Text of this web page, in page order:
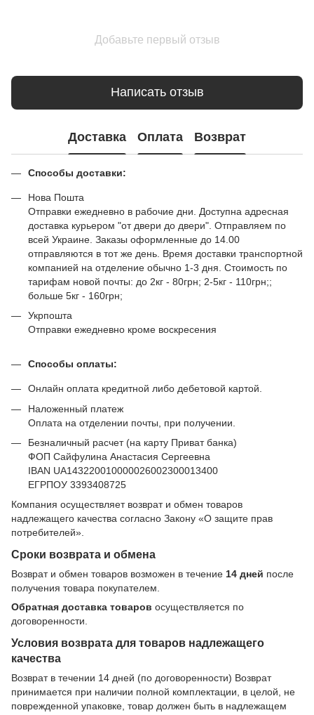
Добавьте первый отзыв
Написать отзыв
Доставка Оплата Возврат
Способы доставки:
Нова Пошта
Отправки ежедневно в рабочие дни. Доступна адресная
доставка курьером "от двери до двери". Отправляем по
всей Украине. Заказы оформленные до 14.00
отправляются в тот же день. Время доставки транспортной
компанией на отделение обычно 1-3 дня. Стоимость по
тарифам новой почты: до 2кг - 80грн; 2-5кг - 110грн;;
больше 5кг - 160грн;
Укрпошта
Отправки ежедневно кроме воскресения
Способы оплаты:
Онлайн оплата кредитной либо дебетовой картой.
Наложенный платеж
Оплата на отделении почты, при получении.
Безналичный расчет (на карту Приват банка)
ФОП Сайфулина Анастасия Сергеевна
IBAN UA143220010000026002300013400
ЕГРПОУ 3393408725
Компания осуществляет возврат и обмен товаров
надлежащего качества согласно Закону «О защите прав
потребителей».
Сроки возврата и обмена
Возврат и обмен товаров возможен в течение 14 дней после
получения товара покупателем.
Обратная доставка товаров осуществляется по
договоренности.
Условия возврата для товаров надлежащего
качества
Возврат в течении 14 дней (по договоренности) Возврат
принимается при наличии полной комплектации, в целой, не
поврежденной упаковке, товар должен быть в надлежащем